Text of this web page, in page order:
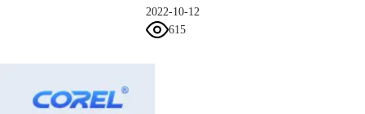
2022-10-12
615